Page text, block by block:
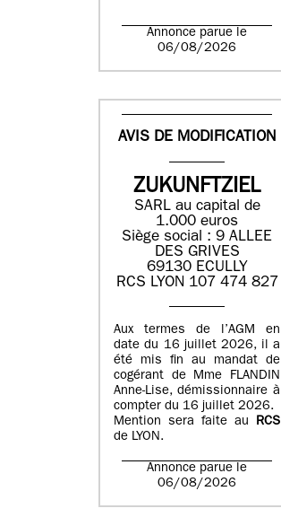
Annonce parue le
06/08/2026
AVIS DE MODIFICATION
ZUKUNFTZIEL
SARL au capital de
1.000 euros
Siège social : 9 ALLEE
DES GRIVES
69130 ECULLY
RCS LYON 107 474 827
Aux termes de l’AGM en
date du 16 juillet 2026, il a
été mis fin au mandat de
cogérant de Mme FLANDIN
Anne-Lise, démissionnaire à
compter du 16 juillet 2026.
Mention sera faite au RCS
de LYON.
Annonce parue le
06/08/2026